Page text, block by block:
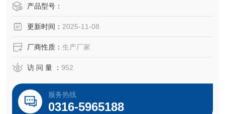
产品型号：
更新时间： 2025-11-08
厂商性质： 生产厂家
访 问 量 ： 952
服务热线
0316-5965188